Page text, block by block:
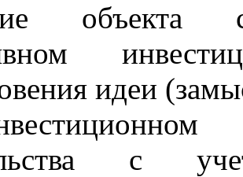
объекта
идеи
с